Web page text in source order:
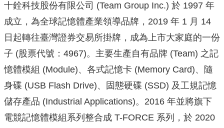
十銓科技股份有限公司 (Team Group Inc.) 於 1997 年
成立，為全球記憶體產業領導品牌，2019 年 1 月 14
日起轉往臺灣證券交易所掛牌，成為上市大家庭的一份
子 (股票代號：4967)。主要生產自有品牌 (Team) 之記
憶體模組 (Module)、各式記憶卡 (Memory Card)、隨
身碟 (USB Flash Drive)、固態硬碟 (SSD) 及工規記憶
儲存產品 (Industrial Applications)。2016 年並將旗下
電競記憶體模組系列整合成 T-FORCE 系列，於 2020